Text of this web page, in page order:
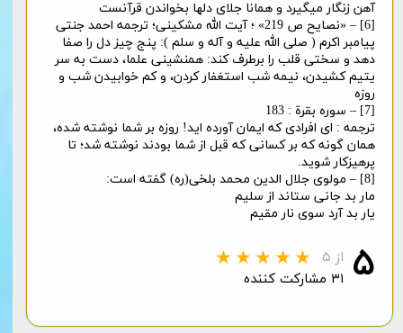
آهن زنگار میگیرد و همانا جلای دلها بخواندن قرآنست
[6] – «نصایح ص 219» ؛ آیت الله مشکینی؛ ترجمه احمد جنتی
پیامبر اکرم ( صلی الله علیه و آله و سلم ): پنج چیز دل را صفا
دهد و سختی قلب را برطرف کند: همنشینی علما، دست به سر
یتیم کشیدن، نیمه شب استغفار کردن، و کم خوابیدن شب و
روزه
[7] – سوره بقرة : 183
ترجمه : ای افرادی که ایمان آورده اید! روزه بر شما نوشته شده،
همان گونه که بر کسانی که قبل از شما بودند نوشته شد؛ تا
پرهیزکار شوید.
[8] – مولوی جلال الدین محمد بلخی(ره) گفته است:
مار بد جانی ستاند از سلیم
یار بد آرد سوی نار مقیم
۵ از ۵
۳۱ مشارکت کننده